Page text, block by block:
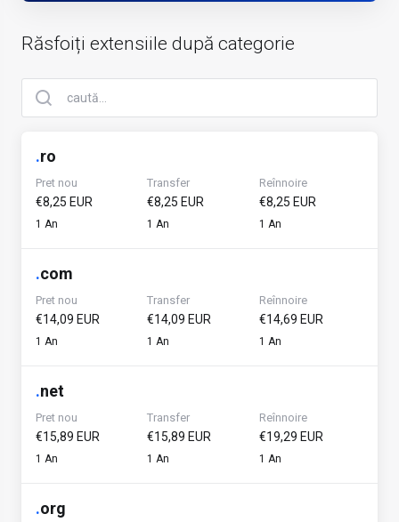
Răsfoiți extensiile după categorie
.ro
Pret nou
€8,25 EUR
1 An
Transfer
€8,25 EUR
1 An
Reînnoire
€8,25 EUR
1 An
.com
Pret nou
€14,09 EUR
1 An
Transfer
€14,09 EUR
1 An
Reînnoire
€14,69 EUR
1 An
.net
Pret nou
€15,89 EUR
1 An
Transfer
€15,89 EUR
1 An
Reînnoire
€19,29 EUR
1 An
.org